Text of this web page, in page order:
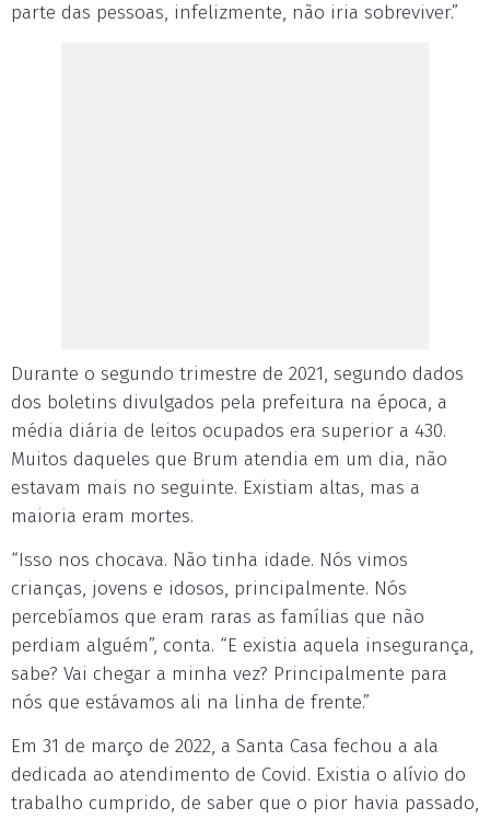
parte das pessoas, infelizmente, não iria sobreviver.”
Durante o segundo trimestre de 2021, segundo dados
dos boletins divulgados pela prefeitura na época, a
média diária de leitos ocupados era superior a 430.
Muitos daqueles que Brum atendia em um dia, não
estavam mais no seguinte. Existiam altas, mas a
maioria eram mortes.
“Isso nos chocava. Não tinha idade. Nós vimos
crianças, jovens e idosos, principalmente. Nós
percebíamos que eram raras as famílias que não
perdiam alguém”, conta. “E existia aquela insegurança,
sabe? Vai chegar a minha vez? Principalmente para
nós que estávamos ali na linha de frente.”
Em 31 de março de 2022, a Santa Casa fechou a ala
dedicada ao atendimento de Covid. Existia o alívio do
trabalho cumprido, de saber que o pior havia passado,